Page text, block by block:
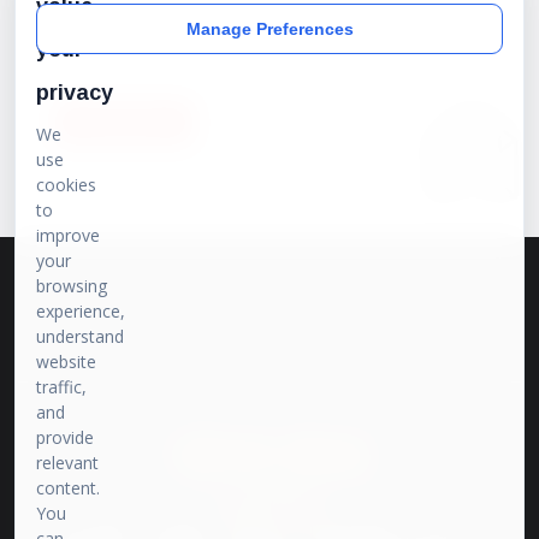
value
your
privacy
We
use
cookies
to
improve
your
browsing
experience,
understand
website
traffic,
and
provide
relevant
content.
You
Manage Preferences